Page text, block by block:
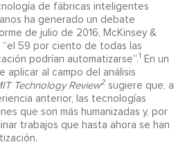
de fábricas inteligentes
ha generado un debate
de julio de 2016, McKinsey &
“el 59 por ciento de todas las
podrían automatizarse”.1
En un
aplicar al campo del análisis
Technology Review2 sugiere que, a
anterior, las tecnologías
que son más humanizadas y, por
trabajos que hasta ahora se han